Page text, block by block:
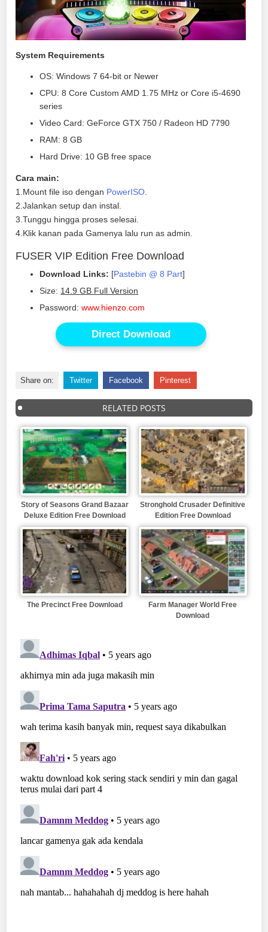
System Requirements
OS: Windows 7 64-bit or Newer
CPU: 8 Core Custom AMD 1.75 MHz or Core i5-4690
series
Video Card: GeForce GTX 750 / Radeon HD 7790
RAM: 8 GB
Hard Drive: 10 GB free space
Cara main:
1.Mount file iso dengan PowerISO
2.Jalankan setup dan instal.
3.Tunggu hingga proses selesai.
4.Klik kanan pada Gamenya lalu run as admin.
FUSER VIP Edition Free Download
Download Links: [Pastebin @ 8 Part]
Size: 14.9 GB Full Version
Password:www.hienzo.com
Direct Download
Share on: Twitter Facebook Pinterest
RELATED POSTS
Story of Seasons Grand Bazaar
Deluxe Edition Free Download
Stronghold Crusader Definitive
Edition Free Download
The Precinct Free Download
Farm Manager World Free
Download